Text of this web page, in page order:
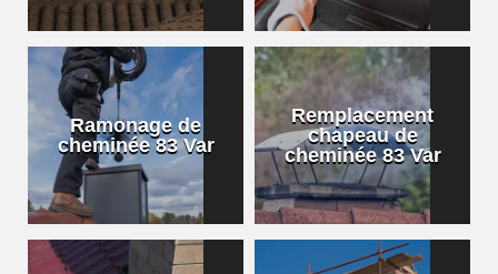
Ramonage de
cheminée 83 Var
Remplacement
chapeau de
cheminée 83 Var